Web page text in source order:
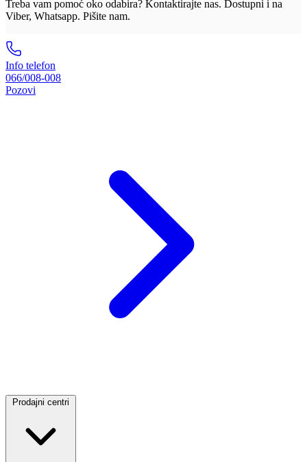
Treba vam pomoć oko odabira? Kontaktirajte nas. Dostupni i na
Viber, Whatsapp. Pišite nam.
Info telefon
066/008-008
Pozovi
Prodajni centri